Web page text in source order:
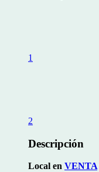
1
2
Descripción
Local en VENTA